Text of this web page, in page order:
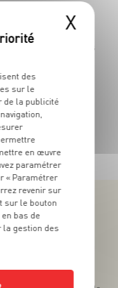
59
Les
exclusives !
généreuses, des
X
des
sur le
de la publicité
en œuvre
paramétrer
« Paramétrer
revenir sur
sur le bouton
bas de
la gestion des